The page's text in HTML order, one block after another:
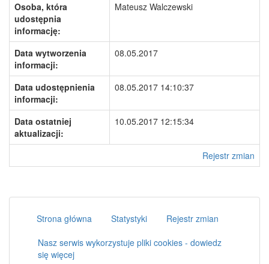
Osoba, która
udostępnia
informację:
Mateusz Walczewski
Data wytworzenia
informacji:
08.05.2017
Data udostępnienia
informacji:
08.05.2017 14:10:37
Data ostatniej
aktualizacji:
10.05.2017 12:15:34
Rejestr zmian
Strona główna Statystyki
Rejestr zmian
Nasz serwis wykorzystuje pliki cookies - dowiedz
się więcej